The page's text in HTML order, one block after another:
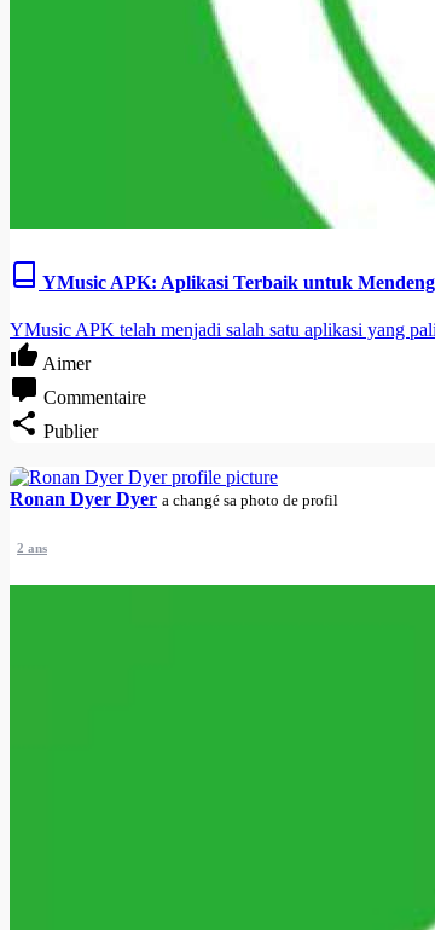
YMusic APK: Aplikasi Terbaik untuk
YMusic APK telah menjadi salah satu aplikasi yang
Aimer
Commentaire
Publier
Ronan Dyer Dyer a changé sa photo de profil
2 ans